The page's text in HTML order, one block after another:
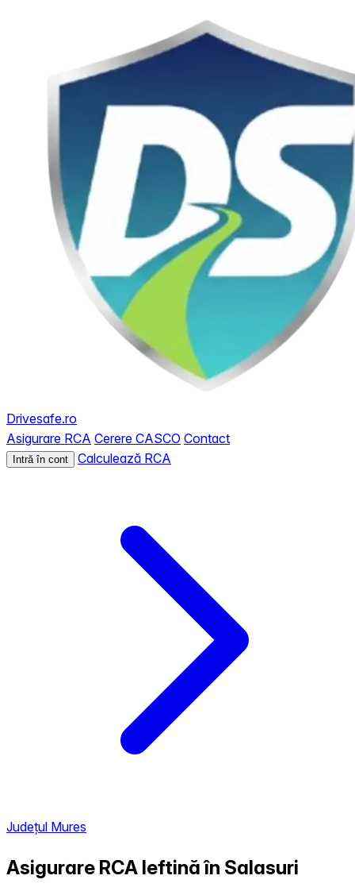
Drivesafe.ro
Asigurare RCA Cerere CASCO Contact
Intră în cont Calculează RCA
Județul Mures
Asigurare RCA Ieftină în Salasuri